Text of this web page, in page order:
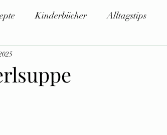
Kinderbücher Alltagstips